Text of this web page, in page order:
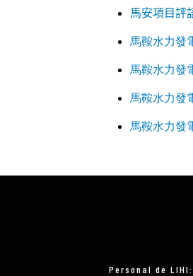
馬安項目評
馬鞍水力發
馬鞍水力發
馬鞍水力發
馬鞍水力發
Personal de LIHI: